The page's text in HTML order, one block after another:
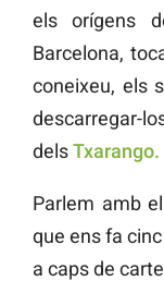
els orígens
Barcelona,
coneixeu, els
descarregar-
delsTxarango.
Parlem amb
que ens fa
a caps de